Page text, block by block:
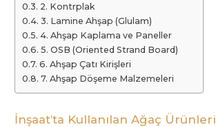
2. Kontrplak
3. Lamine Ahşap (Glulam)
4. Ahşap Kaplama ve Paneller
5. OSB (Oriented Strand Board)
6. Ahşap Çatı Kirişleri
7. Ahşap Döşeme Malzemeleri
İnşaat’ta Kullanılan Ağaç Ürünleri